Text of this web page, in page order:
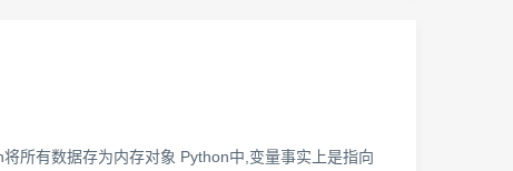
所有数据存为内存对象 Python中,变量事实上是指向